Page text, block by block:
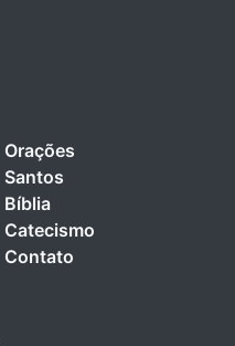
Orações
Santos
Bíblia
Catecismo
Contato